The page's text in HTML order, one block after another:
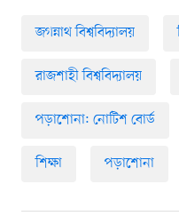
জগন্নাথ বিশ্ববিদ্যালয়
রাজশাহী বিশ্ববিদ্যালয়
পড়াশোনা: নোটিশ বোর্ড
শিক্ষা পড়াশোনা